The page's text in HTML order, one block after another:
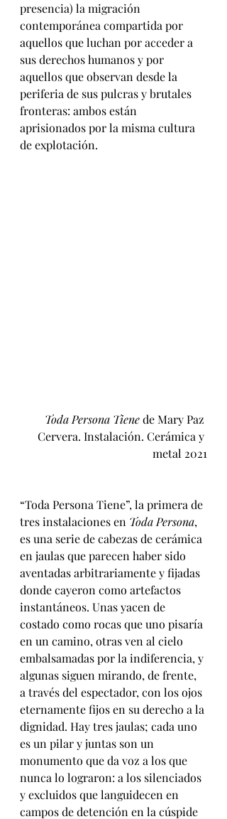
presencia) la migración
contemporánea compartida por
aquellos que luchan por acceder a
sus derechos humanos y por
aquellos que observan desde la
periferia de sus pulcras y brutales
fronteras: ambos están
aprisionados por la misma cultura
de explotación.
Toda Persona Tiene de Mary Paz
Cervera. Instalación. Cerámica y
metal 2021
“Toda Persona Tiene”, la primera de
tres instalaciones en Toda Persona,
es una serie de cabezas de cerámica
en jaulas que parecen haber sido
aventadas arbitrariamente y fijadas
donde cayeron como artefactos
instantáneos. Unas yacen de
costado como rocas que uno pisaría
en un camino, otras ven al cielo
embalsamadas por la indiferencia, y
algunas siguen mirando, de frente,
a través del espectador, con los ojos
eternamente fijos en su derecho a la
dignidad. Hay tres jaulas; cada uno
es un pilar y juntas son un
monumento que da voz a los que
nunca lo lograron: a los silenciados
y excluidos que languidecen en
campos de detención en la cúspide